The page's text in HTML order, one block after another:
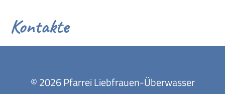
Kontakte
© 2026 Pfarrei Liebfrauen-Überwasser